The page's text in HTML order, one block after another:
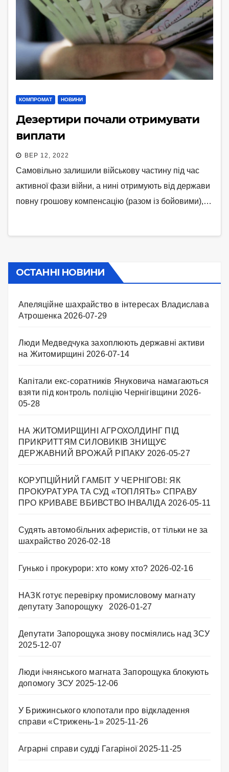
КОМПРОМАТ НОВИНИ
Дезертири почали отримувати
виплати
ВЕР 12, 2022
Самовільно залишили військову частину під час
активної фази війни, а нині отримують від держави
повну грошову компенсацію (разом із бойовими),…
ОСТАННІ НОВИНИ
Апеляційне шахрайство в інтересах Владислава
Атрошенка 2026-07-29
Люди Медведчука захоплюють державні активи
на Житомирщині 2026-07-14
Капітали екс-соратників Януковича намагаються
взяти під контроль поліцію Чернігівщини 2026-
05-28
НА ЖИТОМИРЩИНІ АГРОХОЛДИНГ ПІД
ПРИКРИТТЯМ СИЛОВИКІВ ЗНИЩУЄ
ДЕРЖАВНИЙ ВРОЖАЙ РІПАКУ ​ 2026-05-27
КОРУПЦІЙНИЙ ГАМБІТ У ЧЕРНІГОВІ: ЯК
ПРОКУРАТУРА ТА СУД «ТОПЛЯТЬ» СПРАВУ
ПРО КРИВАВЕ ВБИВСТВО ІНВАЛІДА 2026-05-11
Судять автомобільних аферистів, от тільки не за
шахрайство 2026-02-18
Гунько і прокурори: хто кому хто? 2026-02-16
НАЗК готує перевірку промисловому магнату
депутату Запорощуку
2026-01-27
Депутати Запорощука знову посміялись над ЗСУ
2025-12-07
Люди ічнянського магната Запорощука блокують
допомогу ЗСУ 2025-12-06
У Брижинського клопотали про відкладення
справи «Стрижень-1» 2025-11-26
Аграрні справи судді Гагаріної 2025-11-25